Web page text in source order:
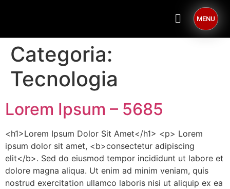
MENU
Categoria:
Tecnologia
Lorem Ipsum – 5685
<h1>Lorem Ipsum Dolor Sit Amet</h1> <p> Lorem
ipsum dolor sit amet, <b>consectetur adipiscing
elit</b>. Sed do eiusmod tempor incididunt ut labore et
dolore magna aliqua. Ut enim ad minim veniam, quis
nostrud exercitation ullamco laboris nisi ut aliquip ex ea